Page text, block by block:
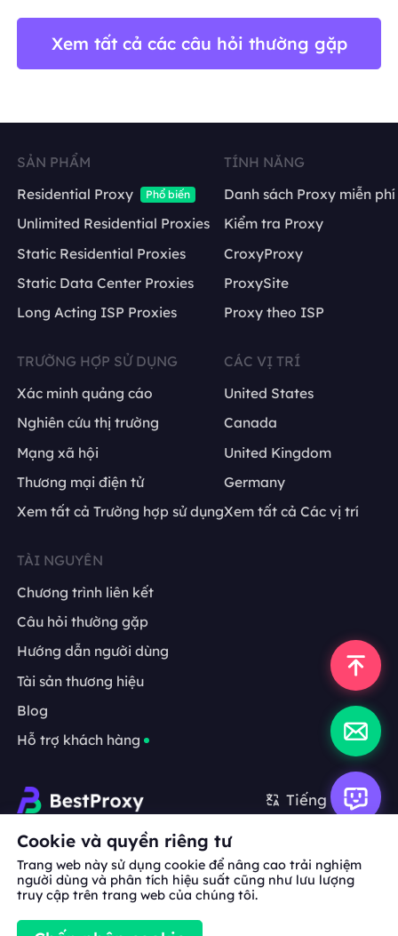
Xem tất cả các câu hỏi thường gặp
SẢN PHẨM
Residential Proxy
Phổ biến
Unlimited Residential Proxies
Static Residential Proxies
Static Data Center Proxies
Long Acting ISP Proxies
TÍNH NĂNG
Danh sách Proxy miễn phí
Kiểm tra Proxy
CroxyProxy
ProxySite
Proxy theo ISP
TRƯỜNG HỢP SỬ DỤNG
Xác minh quảng cáo
Nghiên cứu thị trường
Mạng xã hội
Thương mại điện tử
Xem tất cả Trường hợp sử dụng
CÁC VỊ TRÍ
United States
Canada
United Kingdom
Germany
Xem tất cả Các vị trí
TÀI NGUYÊN
Chương trình liên kết
Câu hỏi thường gặp
Hướng dẫn người dùng
Tài sản thương hiệu
Blog
Hỗ trợ khách hàng
Tiếng Việt
Hợp tác: michael.wang@bestproxy.com
Về
Cookie và quyền riêng tư
Trang web này sử dụng cookie để nâng cao trải nghiệm
người dùng và phân tích hiệu suất cũng như lưu lượng
truy cập trên trang web của chúng tôi.